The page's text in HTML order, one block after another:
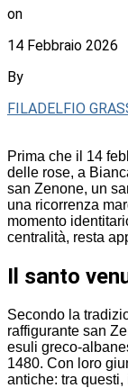
on
14 Febbraio 2026
By
FILADELFIO
Prima che il 14
delle rose, a
san Zenone, un
una ricorrenza
momento
centralità, resta
Il santo
Secondo la
raffigurante san
esuli greco-
1480. Con loro
antiche: tra